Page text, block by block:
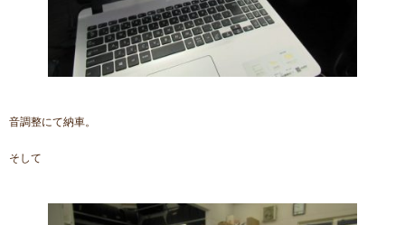
音調整にて納車。
そして